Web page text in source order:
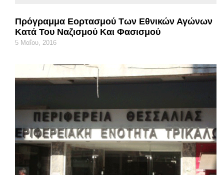
Πρόγραμμα Εορτασμού Των Εθνικών Αγώνων
Κατά Του Ναζισμού Και Φασισμού
5 Μαΐου, 2016